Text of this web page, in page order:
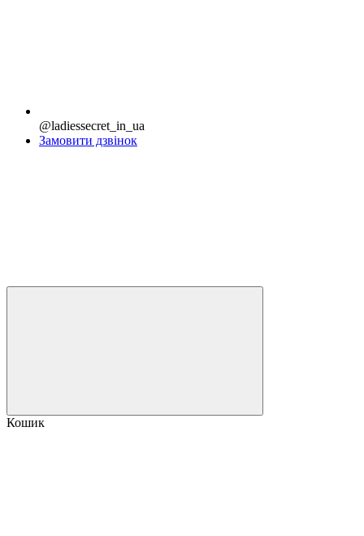
@ladiessecret_in_ua
Замовити дзвінок
Кошик